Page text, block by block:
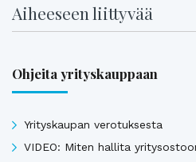
Aiheeseen liittyvää
Ohjeita yrityskauppaan
Yrityskaupan verotuksesta
VIDEO: Miten hallita